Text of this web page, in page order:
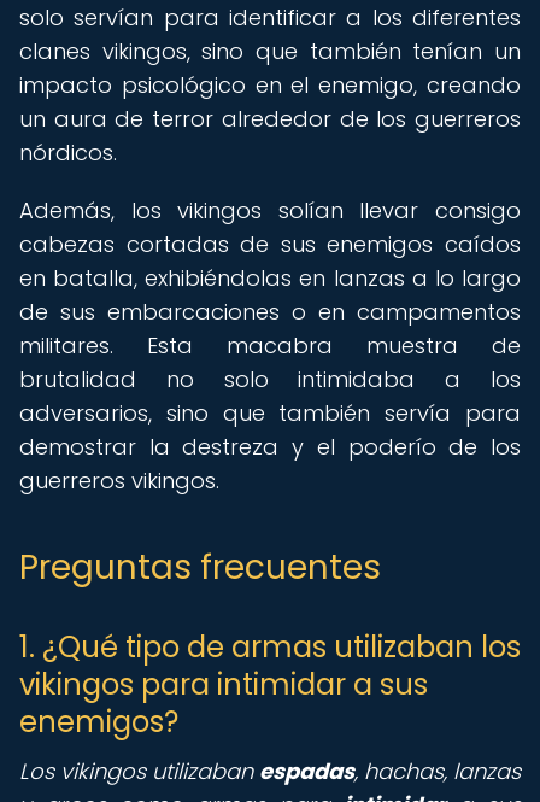
solo servían para identificar a los diferentes
clanes vikingos, sino que también tenían un
impacto psicológico en el enemigo, creando
un aura de terror alrededor de los guerreros
nórdicos.
Además, los vikingos solían llevar consigo
cabezas cortadas de sus enemigos caídos
en batalla, exhibiéndolas en lanzas a lo largo
de sus embarcaciones o en campamentos
militares. Esta macabra muestra de
brutalidad no solo intimidaba a los
adversarios, sino que también servía para
demostrar la destreza y el poderío de los
guerreros vikingos.
Preguntas frecuentes
1. ¿Qué tipo de armas utilizaban los
vikingos para intimidar a sus
enemigos?
Los vikingos utilizaban espadas, hachas, lanzas